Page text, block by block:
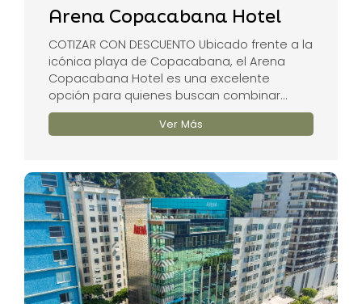
Arena Copacabana Hotel
COTIZAR CON DESCUENTO Ubicado frente a la
icónica playa de Copacabana, el Arena
Copacabana Hotel es una excelente
opción para quienes buscan combinar...
Ver Más